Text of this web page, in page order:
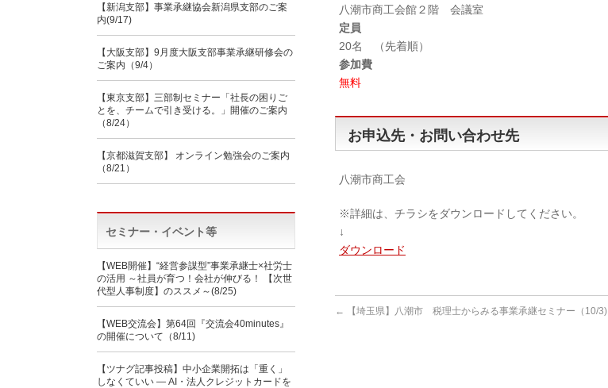
八潮市商工会館２階 会議室
定員
20名 （先着順）
参加費
無料
お申込先・お問い合わせ先
八潮市商工会
※詳細は、チラシをダウンロードしてください。
↓
ダウンロード
← 【埼玉県】八潮市 税理士からみる事業承継セミナー（10/3)
【新潟支部】事業承継協会新潟県支部のご案
内(9/17)
【大阪支部】9月度大阪支部事業承継研修会の
ご案内（9/4）
【東京支部】三部制セミナー「社長の困りご
とを、チームで引き受ける。」開催のご案内
（8/24）
【京都滋賀支部】 オンライン勉強会のご案内
（8/21）
セミナー・イベント等
【WEB開催】“経営参謀型”事業承継士×社労士
の活用 ～社員が育つ！会社が伸びる！ 【次世
代型人事制度】のススメ～(8/25)
【WEB交流会】第64回『交流会40minutes』
の開催について（8/11)
【ツナグ記事投稿】中小企業開拓は「重く」
しなくていい ― AI・法人クレジットカードを